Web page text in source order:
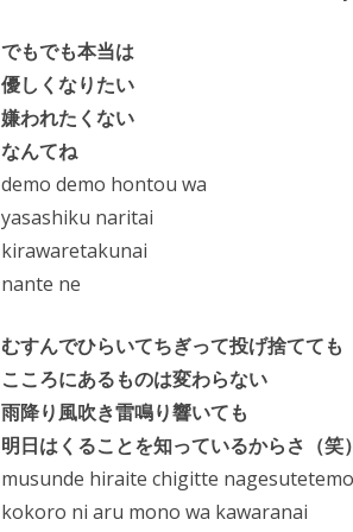
でもでも本当は
優しくなりたい
嫌われたくない
なんてね
demo demo hontou wa
yasashiku naritai
kirawaretakunai
nante ne
むすんでひらいてちぎって投げ捨てても
こころにあるものは変わらない
雨降り風吹き雷鳴り響いても
明日はくることを知っているからさ（笑
musunde hiraite chigitte nagesutetemo
kokoro ni aru mono wa kawaranai